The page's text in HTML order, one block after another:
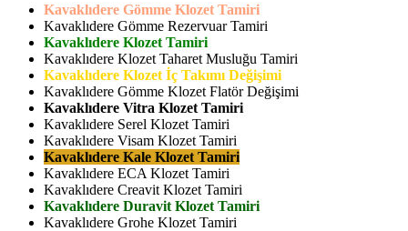
Kavaklıdere Gömme Klozet Tamiri
Kavaklıdere Gömme Rezervuar Tamiri
Kavaklıdere Klozet Tamiri
Kavaklıdere Klozet Taharet Musluğu Tamiri
Kavaklıdere Klozet İç Takımı Değişimi
Kavaklıdere Gömme Klozet Flatör Değişimi
Kavaklıdere Vitra Klozet Tamiri
Kavaklıdere Serel Klozet Tamiri
Kavaklıdere Visam Klozet Tamiri
Kavaklıdere Kale Klozet Tamiri
Kavaklıdere ECA Klozet Tamiri
Kavaklıdere Creavit Klozet Tamiri
Kavaklıdere Duravit Klozet Tamiri
Kavaklıdere Grohe Klozet Tamiri